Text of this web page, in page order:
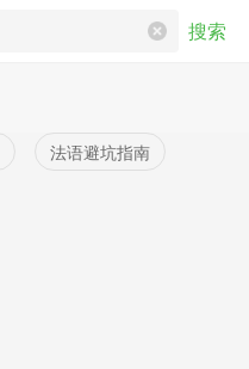
搜索
法语避坑指南